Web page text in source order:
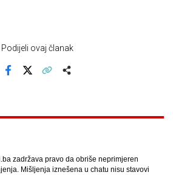
Podijeli ovaj članak
zadržava pravo da obriše neprimjeren
Mišljenja iznešena u chatu nisu stavovi